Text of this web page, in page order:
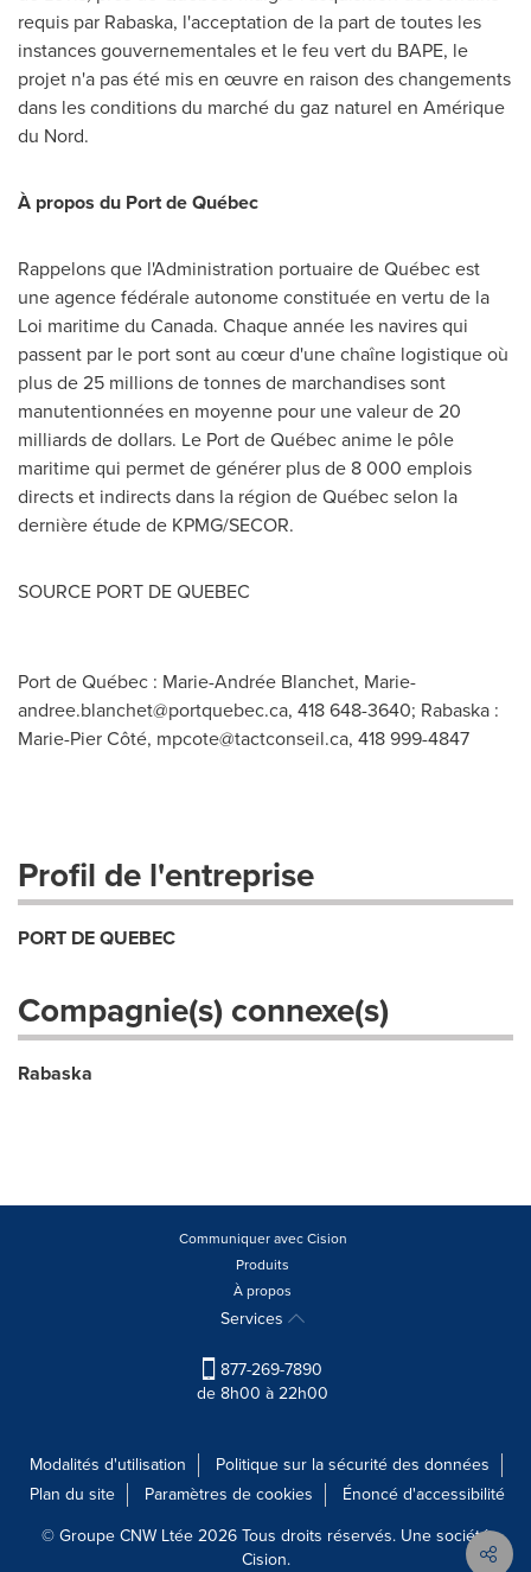
requis par Rabaska, l'acceptation de la part de toutes les
instances gouvernementales et le feu vert du BAPE, le
projet n'a pas été mis en œuvre en raison des changements
dans les conditions du marché du gaz naturel en Amérique
du Nord.
À propos du Port de Québec
Rappelons que l'Administration portuaire de Québec est
une agence fédérale autonome constituée en vertu de la
Loi maritime du Canada. Chaque année les navires qui
passent par le port sont au cœur d'une chaîne logistique où
plus de 25 millions de tonnes de marchandises sont
manutentionnées en moyenne pour une valeur de 20
milliards de dollars. Le Port de Québec anime le pôle
maritime qui permet de générer plus de 8 000 emplois
directs et indirects dans la région de Québec selon la
dernière étude de KPMG/SECOR.
SOURCE PORT DEQUEBEC
Port de Québec : Marie-Andrée Blanchet, Marie-
andree.blanchet@portquebec.ca, 418 648-3640; Rabaska :
Marie-Pier Côté, mpcote@tactconseil.ca, 418 999-4847
Profil de l'entreprise
PORT DE QUEBEC
Compagnie(s) connexe(s)
Rabaska
Communiquer avec Cision
Produits
À propos
Services
877-269-7890
de 8h00 à 22h00
Modalités d'utilisation
Politique sur la sécurité des données
Plan du site
Paramètres de cookies
Énoncé d'accessibilité
© Groupe CNW Ltée 2026 Tous droits réservés. Une société
Cision.